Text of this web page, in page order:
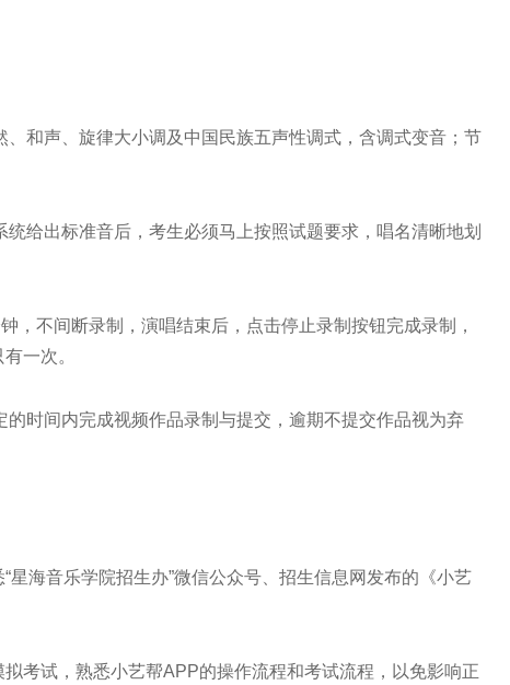
和声、旋律大小调及中国民族五声性调式，含调式变音；节
出标准音后，考生必须马上按照试题要求，唱名清晰地划
不间断录制，演唱结束后，点击停止录制按钮完成录制，
一次。
时间内完成视频作品录制与提交，逾期不提交作品视为弃
海音乐学院招生办”微信公众号、招生信息网发布的《小艺
试，熟悉小艺帮APP的操作流程和考试流程，以免影响正